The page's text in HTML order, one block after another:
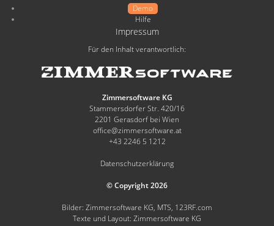
Demo
Hilfe
Impressum
Für den Inhalt verantwortlich:
Zimmersoftware KG
Stammersdorfer Str. 420/16
2201 Gerasdorf bei Wien
office@zimmersoftware.at
+43 2246 5 1212
Datenschutzerklärung
© Copyright 2026
Bilder: Zimmersoftware KG, MTS, 123RF.com
Texte und Layout: Zimmersoftware KG